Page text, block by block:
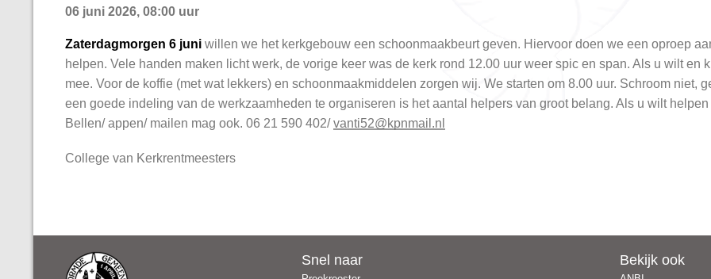
06 juni 2026, 08:00 uur
Zaterdagmorgen 6 juni willen we het kerkgebouw een schoonmaakbeurt geven. Hiervoor doen we een oproep
helpen. Vele handen maken licht werk, de vorige keer was de kerk rond 12.00 uur weer spic en span. Als u wilt en
mee. Voor de koffie (met wat lekkers) en schoonmaakmiddelen zorgen wij. We starten om 8.00 uur. Schroom niet,
een goede indeling van de werkzaamheden te organiseren is het aantal helpers van groot belang. Als u wilt
Bellen/ appen/ mailen mag ook. 06 21 590 402/vanti52@kpnmail.nl
College van Kerkrentmeesters
Snel naar Bekijk ook